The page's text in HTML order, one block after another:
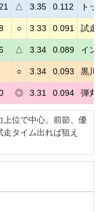
△ 3.35 0.112 ト
○ 3.33 0.091 試走
△ 3.34 0.089 イン
○ 3.34 0.093 黒川
◎ 3.31 0.094 弾丸
上位で中心。前節、優
タイム出れば狙え